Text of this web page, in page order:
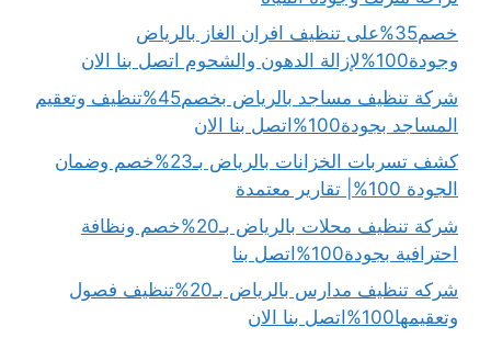
خصم35%على تنظيف افران الغاز بالرياض
وجودة100%لإزالة الدهون والشحوم اتصل بنا الان
شركة تنظيف مساجد بالرياض بخصم45%تنظيف وتعقيم
المساجد بجودة100%اتصل بنا الان
كشف تسربات الخزانات بالرياض بـ23%خصم وضمان
الجودة 100%| تقارير معتمدة
شركة تنظيف محلات بالرياض بـ20%خصم ونظافة
احترافية بجودة100%اتصل بنا
شركه تنظيف مدارس بالرياض بـ20%تنظيف فصول
وتعقيمها100%اتصل بنا الان